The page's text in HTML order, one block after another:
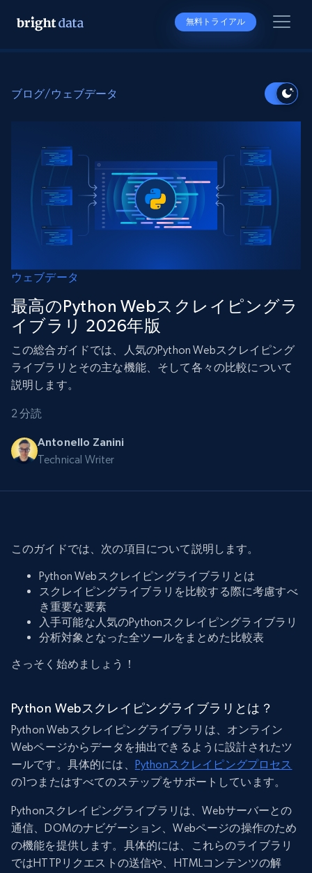
無料トライアル
ブログ/ウェブデータ
ウェブデータ
最高のPython Webスクレイピングラ
イブラリ 2026年版
この総合ガイドでは、人気のPython Webスクレイピング
ライブラリとその主な機能、そして各々の比較について
説明します。
2 分読
Antonello Zanini
Technical Writer
このガイドでは、次の項目について説明します。
Python Webスクレイピングライブラリとは
スクレイピングライブラリを比較する際に考慮すべ
き重要な要素
入手可能な人気のPythonスクレイピングライブラリ
分析対象となった全ツールをまとめた比較表
さっそく始めましょう！
Python Webスクレイピングライブラリとは？
Python Webスクレイピングライブラリは、オンライン
Webページからデータを抽出できるように設計されたツ
ールです。具体的には、
Pythonスクレイピングプロセス
の1つまたはすべてのステップをサポートしています。
Pythonスクレイピングライブラリは、Webサーバーとの
通信、DOMのナビゲーション、Webページの操作のため
の機能を提供します。具体的には、これらのライブラリ
ではHTTPリクエストの送信や、HTMLコンテンツの解